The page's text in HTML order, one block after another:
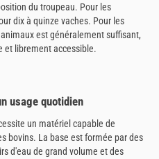
du troupeau. Pour les
dix à quinze vaches. Pour les
est généralement suffisant,
et librement accessible.
usage quotidien
un matériel capable de
bovins. La base est formée par des
d'eau de grand volume et des